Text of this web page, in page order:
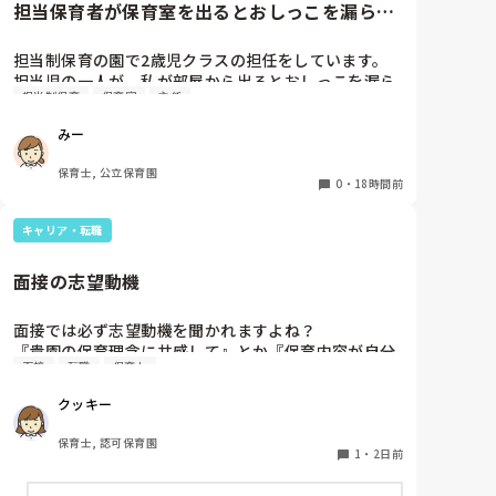
めました。
今は８月。
１週間休んでいます。
家でもやることはあります。
日常生活すら支障をきたすほどになりました。
なので、子ども椅子程度の高さの踏み台に座って、試
ただじっと座っていても、5分も座ればお尻に痛みが
この高さの作業だと意外に、
体をひねる、少し立ち上がる、体を折りたたむような
その度にあちらこちらに痛みが来て
立ち上がる時には、膝や太ももが固まり痛みが……
腰痛、膝痛お持ちの方は、どの程度の痛みで働かれて
担当保育者が保育室を出るとおしっこを漏らす
担当制保育の園で2歳児クラスの担任をしています。
担当児の一人が、私が部屋から出るとおしっこを漏ら
すようになりました。
ます。4月から私への執着が強かったのですが、特に
寝かしつけの時に私がそばに行かないと繰り返し大き
い声で呼んだり私が寝かしつけしている子にちょっか
した。行ったところで出ないこともしばしば…
パンツで寝れる子が増えてきて、寝かしつけの時にト
イレに行きたい子が時差でいるのですが、私がその対
応で外に出ようとするとその子も行きたがります。
ているので、その子には待っててねといい外に出てい
ました。今日はそれで2回漏らしています。
そうで、クラスのリーダーの先生から絞り出して注意
を引こうとしているように見えると言われました。
日頃からそのことの関わりはしっかり持てるように意
今後どのように関わっていけばいいのか悩んでいま
担当制保育 保育室 主任
みー
保育士, 公立保育園
0 ・ 18時間前
キャリア・転職
面接の志望動機
面接では必ず志望動機を聞かれますよね？
『貴園の保育理念に共感して』とか『保育内容が自分
に合ってると思いました』等々が多いかと思います
私自身、園の雰囲気とか園の規模、保育内容は勘案し
ますが正直なところ、家から通いやすいか、給与はど
うか…というところに重きを置いています
もちろんそんなことは話せませんが
面接 転職 保育士
クッキー
保育士, 認可保育園
1 ・ 2日前